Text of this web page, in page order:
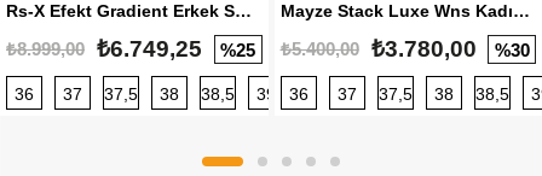
Rs-X Efekt Gradient Erkek Sneaker
₺8.999,00 ₺6.749,25 %25
36 37 37,5 38 38,5 39 40 40,5 41 42 42,5
Mayze Stack Luxe Wns Kadın Sneaker
₺5.400,00 ₺3.780,00 %30
36 37 37,5 38 38,5